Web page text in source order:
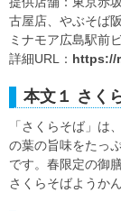
古屋店、やぶそば
ミナモア広島駅前
詳細URL： https://
本文１ さく
「さくらそば」は
の葉の旨味をたっ
です。春限定の御
さくらそばようか